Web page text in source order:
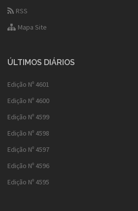
RSS
Mapa Site
ÚLTIMOS DIÁRIOS
Edição Nº 4601
Edição Nº 4600
Edição Nº 4599
Edição Nº 4598
Edição Nº 4597
Edição Nº 4596
Edição Nº 4595